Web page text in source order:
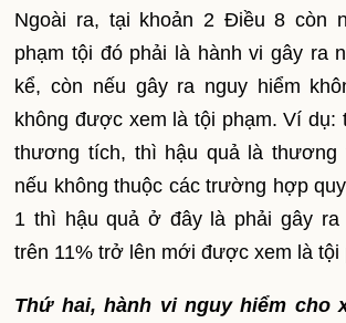
Ngoài ra, tại khoản 2 Điều 8 còn
phạm tội đó phải là hành vi gây ra
kể, còn nếu gây ra nguy hiểm
không được xem là tội phạm. Ví dụ:
thương tích, thì hậu quả là thương
nếu không thuộc các trường hợp
1 thì hậu quả ở đây là phải gây
trên 11% trở lên mới được xem là tội
Thứ hai, hành vi nguy hiểm cho